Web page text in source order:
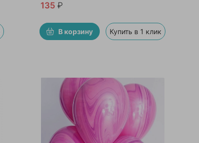
135₽
В корзину Купить в 1 клик